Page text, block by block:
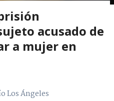
acusado de
a mujer en
Los Ángeles